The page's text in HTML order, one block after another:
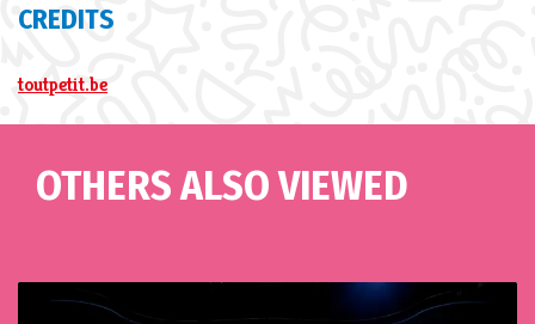
CREDITS
toutpetit.be
OTHERS ALSO VIEWED